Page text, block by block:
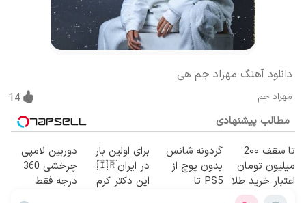
دانلود آهنگ مهراد جم هی
مهراد جم 14
مطالب پیشنهادی
تا سقف 2۰۰
میلیون تومان
اعتبار خرید طلا
گردونه شانس
بدون پوچ از
PS5 تا
برای اولین بار
در ایران🇮🇷
این دکتر کرم
دوربین لامپی
چرخشی 360
درجه فقط